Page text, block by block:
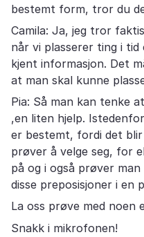
bestemt form, tror du
Camila: Ja, jeg tror
når vi plasserer ting i tid
kjent informasjon. Det
at man skal kunne
Pia: Så man kan tenke
,en liten hjelp.
er bestemt, fordi det
prøver å velge seg, for
på og i også prøver
disse preposisjoner i en
La oss prøve med noen
Snakk i mikrofonen!